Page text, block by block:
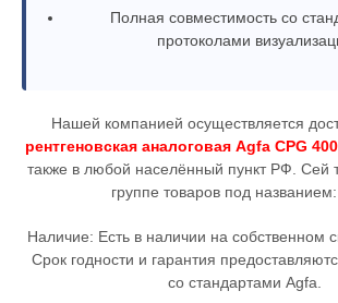
Полная совместимость со
протоколами
Нашей компанией осуществляется
рентгеновская аналоговая Agfa CPG
также в любой населённый пункт РФ. Сей
группе товаров под названием:
Наличие: Есть в наличии на собственном
Срок годности и гарантия
со стандартами Agfa.